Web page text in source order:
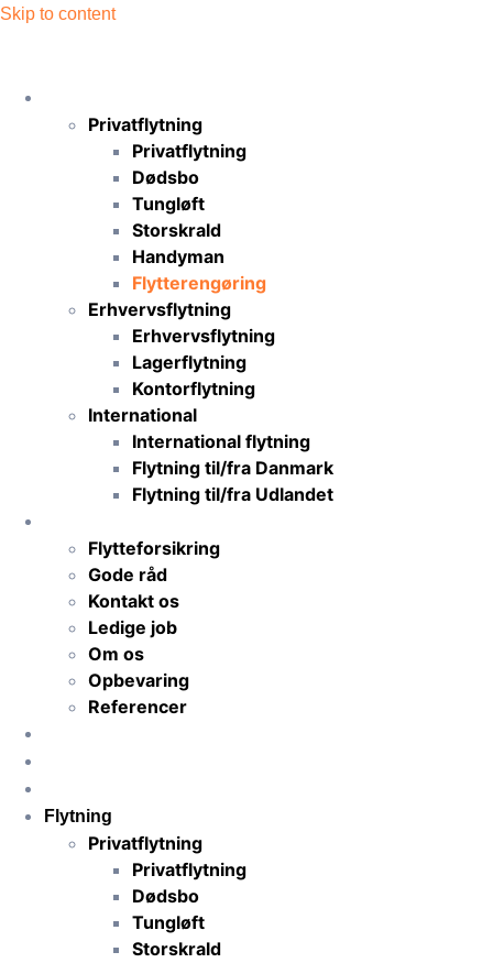
Skip to content
Privatflytning
Privatflytning
Dødsbo
Tungløft
Storskrald
Handyman
Flytterengøring
Erhvervsflytning
Erhvervsflytning
Lagerflytning
Kontorflytning
International
International flytning
Flytning til/fra Danmark
Flytning til/fra Udlandet
Flytteforsikring
Gode råd
Kontakt os
Ledige job
Om os
Opbevaring
Referencer
Flytning
Privatflytning
Privatflytning
Dødsbo
Tungløft
Storskrald